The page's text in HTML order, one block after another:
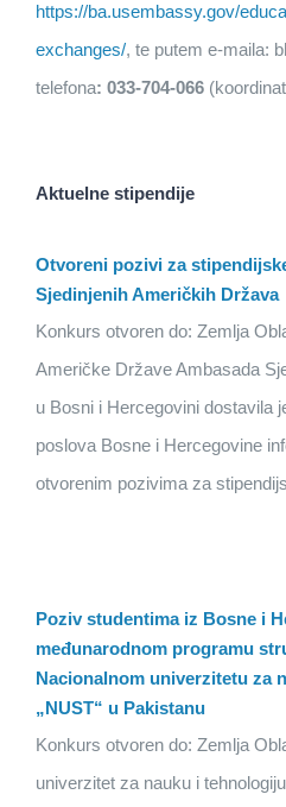
https://ba.usembassy.gov/
exchanges/, te putem e-maila:
telefona: 033-704-066
Aktuelne stipendije
Otvoreni pozivi za
Sjedinjenih Američkih Država
Konkurs otvoren do: Zemlja
Američke Države Ambasada
u Bosni i Hercegovini dostavila
poslova Bosne i Hercegovine
otvorenim pozivima za
Poziv studentima iz Bosne i
međunarodnom programu
Nacionalnom univerzitetu za
„NUST“ u Pakistanu
Konkurs otvoren do: Zemlja
univerzitet za nauku i